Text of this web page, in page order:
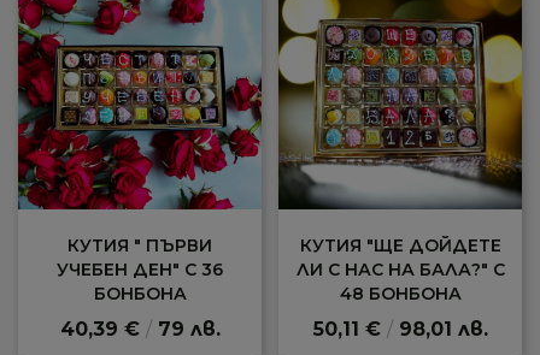
КУТИЯ " ПЪРВИ
УЧЕБЕН ДЕН" С 36
БОНБОНА
40,39 € /79 лв.
КУТИЯ "ЩЕ ДОЙДЕТЕ
ЛИ С НАС НА БАЛА?" С
48 БОНБОНА
50,11 € /98,01 лв.